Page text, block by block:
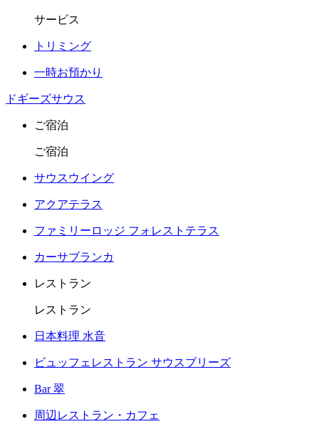
サービス
トリミング
一時お預かり
ドギーズサウス
ご宿泊
ご宿泊
サウスウイング
アクアテラス
ファミリーロッジ フォレストテラス
カーサブランカ
レストラン
レストラン
日本料理 水音
ビュッフェレストラン サウスブリーズ
Bar 翠
周辺レストラン・カフェ